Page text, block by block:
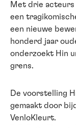
Met drie acteurs
een
een nieuwe
honderd jaar
onderzoekt Hin
grens.
De voorstelling
gemaakt door
VenloKleurt.